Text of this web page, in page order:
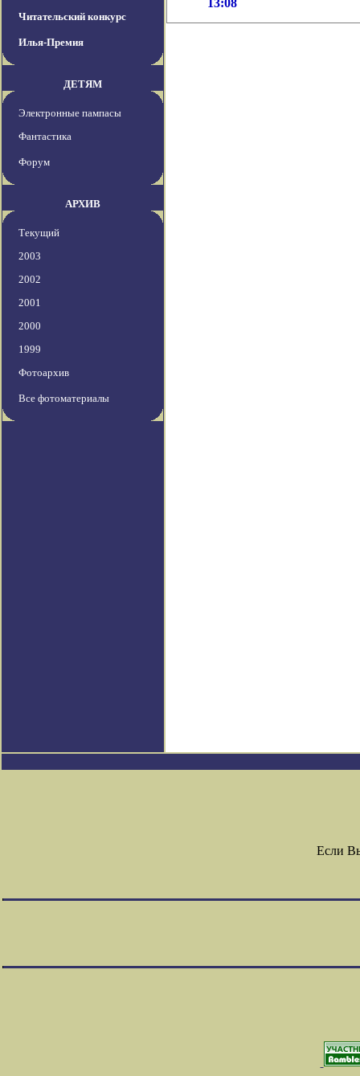
Читательский конкурс
Илья-Премия
ДЕТЯМ
Электронные пампасы
Фантастика
Форум
АРХИВ
Текущий
2003
2002
2001
2000
1999
Фотоархив
Все фотоматериалы
13:08
Если